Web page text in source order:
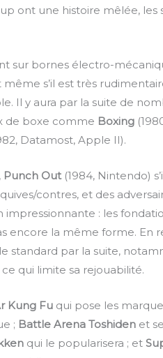
ont une histoire mêlée, les
sur bornes électro-
s’il est très
Il y aura par la suite de
de boxe comme Boxing
Datamost, Apple II).
Punch Out(1984, Nintendo)
contres, et des
impressionnante : les
encore la même forme. En
standard par la suite,
qui limite sa rejouabilité.
Kung Fu qui pose les
; Battle Arena Toshiden et
qui le popularisera ; et